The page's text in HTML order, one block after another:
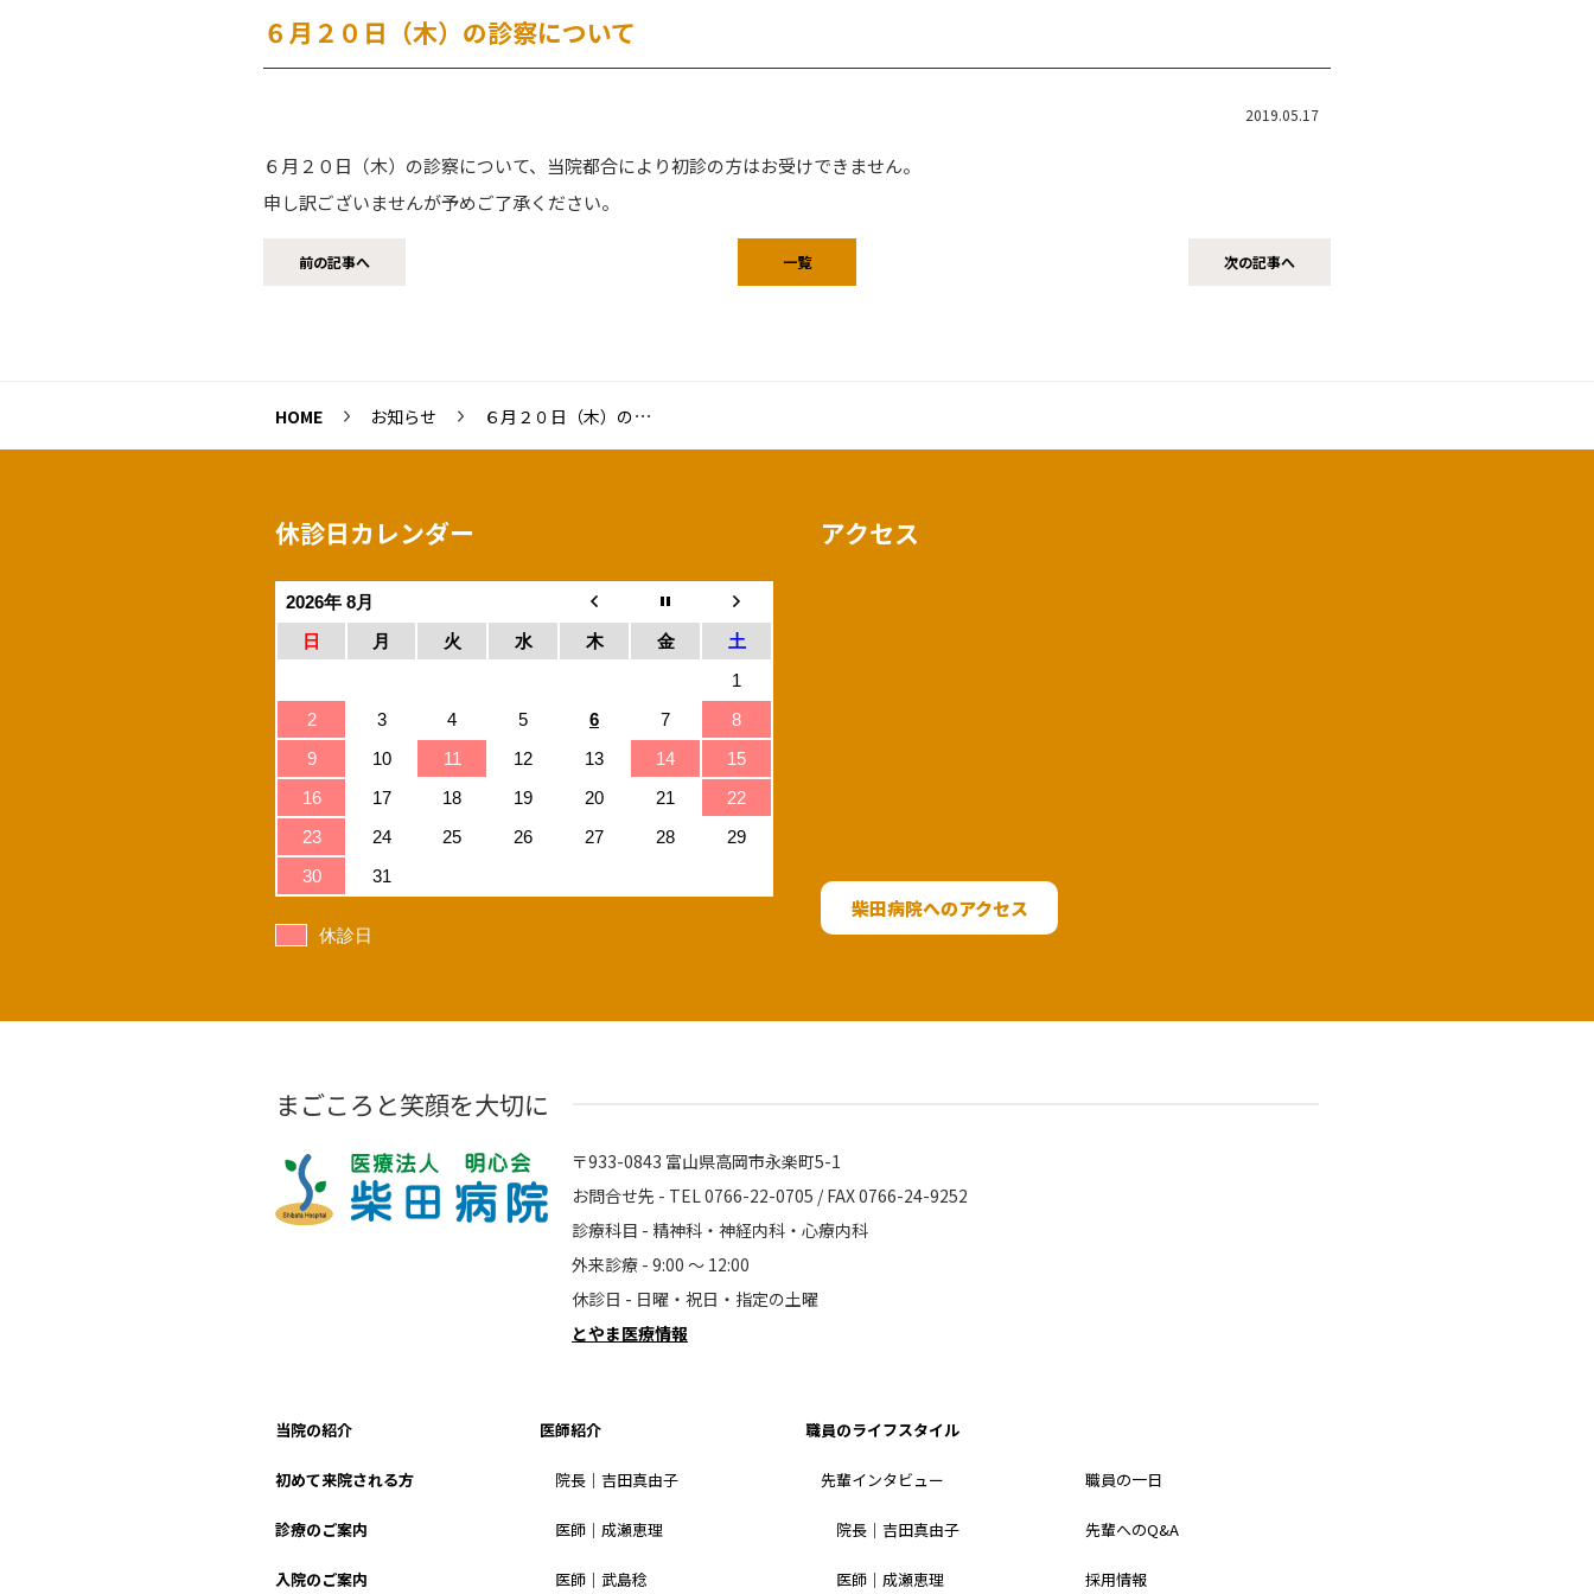
６月２０日（木）の診察について
2019.05.17
６月２０日（木）の診察について、当院都合により初診の方はお受けできません。
申し訳ございませんが予めご了承ください。
前の記事へ 一覧 次の記事へ
HOME お知らせ ６月２０日（木）の診察について
休診日カレンダー
2026年 8月
日
月 火 水 木 金
土
1
2
3 4 5 6 7
8
9
10 11 12 13 14
15
16
17 18 19 20 21
22
23
24 25 26 27 28
29
30
31
休診日
アクセス
柴田病院へのアクセス
まごころと笑顔を大切に
〒933-0843 富山県高岡市永楽町5-1
お問合せ先 - TEL 0766-22-0705 / FAX 0766-24-9252
診療科目 - 精神科・神経内科・心療内科
外来診療 - 9:00 〜 12:00
休診日 - 日曜・祝日・指定の土曜
とやま医療情報
当院の紹介
初めて来院される方
診療のご案内
入院のご案内
医師紹介
院長｜吉田真由子
医師｜成瀬恵理
医師｜武島稔
職員のライフスタイル
先輩インタビュー
院長｜吉田真由子
医師｜成瀬恵理
職員の一日
先輩へのQ&A
採用情報